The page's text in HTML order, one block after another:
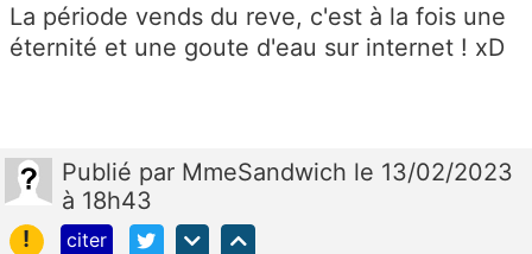
La période vends du reve, c'est à la fois une
éternité et une goute d'eau sur internet ! xD
Publié par MmeSandwich le 13/02/2023
à 18h43
!
citer